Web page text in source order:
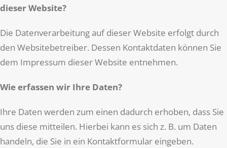
dieser Website?
Die Datenverarbeitung auf dieser Website erfolgt durch
den Websitebetreiber. Dessen Kontaktdaten können Sie
dem Impressum dieser Website entnehmen.
Wie erfassen wir Ihre Daten?
Ihre Daten werden zum einen dadurch erhoben, dass Sie
uns diese mitteilen. Hierbei kann es sich z. B. um Daten
handeln, die Sie in ein Kontaktformular eingeben.